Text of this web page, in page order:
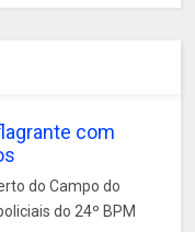
com
do Campo do
do 24º BPM